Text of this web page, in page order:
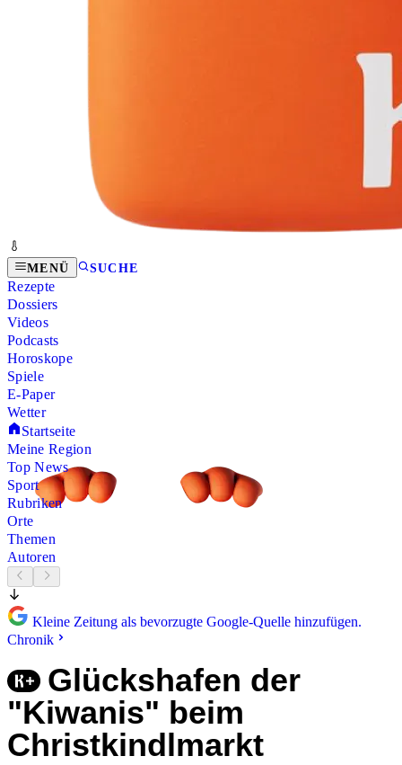
MENÜ SUCHE
Rezepte
Dossiers
Videos
Podcasts
Horoskope
Spiele
E-Paper
Wetter
Startseite
Meine Region
Top News
Sport
Rubriken
Orte
Themen
Autoren
Kleine Zeitung als bevorzugte Google-Quelle hinzufügen.
Chronik
Glückshafen der
"Kiwanis" beim
Christkindlmarkt